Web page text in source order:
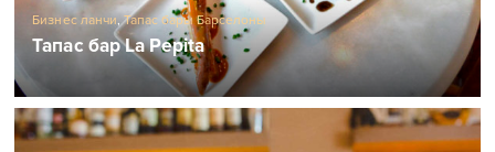
Бизнес ланчи,Тапас бары Барселоны
Тапас бар La Pepita